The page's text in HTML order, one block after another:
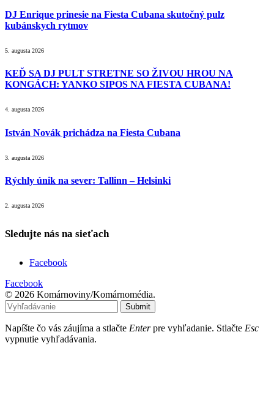
DJ Enrique prinesie na Fiesta Cubana skutočný pulz
kubánskych rytmov
5. augusta 2026
KEĎ SA DJ PULT STRETNE SO ŽIVOU HROU NA
KONGÁCH: YANKO SIPOS NA FIESTA CUBANA!
4. augusta 2026
István Novák prichádza na Fiesta Cubana
3. augusta 2026
Rýchly únik na sever: Tallinn – Helsinki
2. augusta 2026
Sledujte nás na sieťach
Facebook
Facebook
© 2026 Komárnoviny/Komárnomédia.
Submit
Napíšte čo vás záujíma a stlačte Enterpre vyhľadanie. Stlačte Esc
vypnutie vyhľadávania.